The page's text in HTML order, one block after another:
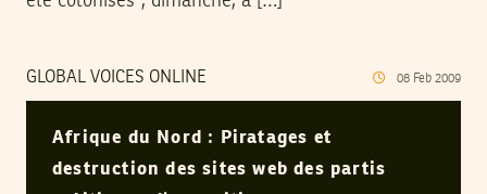
GLOBAL VOICES ONLINE 08 Feb 2009
Afrique du Nord : Piratages et
destruction des sites web des partis